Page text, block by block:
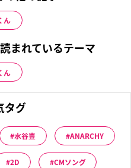
ん
まれているテーマ
ん
タグ
水谷豊 ANARCHY
2D CMソング